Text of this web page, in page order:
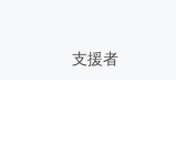
支援者